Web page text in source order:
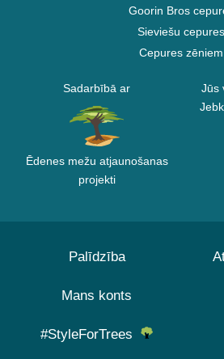
Goorin Bros
Sieviešu cepures
Cepures zēniem
Sadarbībā ar
Ēdenes mežu atjaunošanas
projekti
Jūs
Palīdzība
Mans konts
#StyleForTrees